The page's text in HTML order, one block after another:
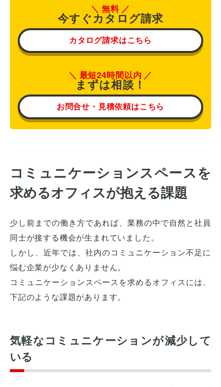
無料
今すぐカタログ請求
カタログ請求はこちら
最短24時間以内
まずは相談！
お問合せ・見積依頼はこちら
コミュニケーションスペースを
求めるオフィスが抱える課題
少し前までの働き方であれば、業務の中で自然と社員
同士が接する機会が生まれていました。
しかし、近年では、社内のコミュニケーション不足に
悩む企業が少なくありません。
コミュニケーションスペースを求めるオフィスには、
下記のような課題があります。
気軽なコミュニケーションが減少して
いる